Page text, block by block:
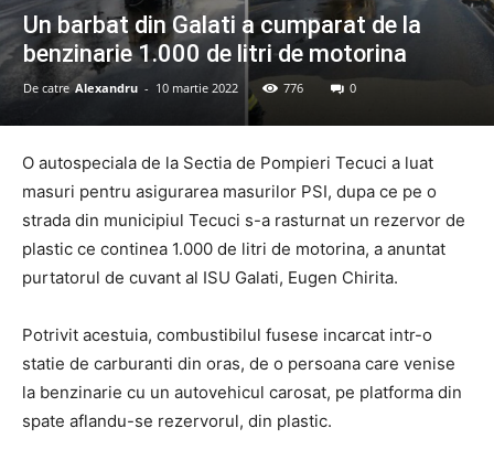
Un barbat din Galati a cumparat de la
benzinarie 1.000 de litri de motorina
De catre Alexandru - 10 martie 2022 776 0
O autospeciala de la Sectia de Pompieri Tecuci a luat
masuri pentru asigurarea masurilor PSI, dupa ce pe o
strada din municipiul Tecuci s-a rasturnat un rezervor de
plastic ce continea 1.000 de litri de motorina, a anuntat
purtatorul de cuvant al ISU Galati, Eugen Chirita.
Potrivit acestuia, combustibilul fusese incarcat intr-o
statie de carburanti din oras, de o persoana care venise
la benzinarie cu un autovehicul carosat, pe platforma din
spate aflandu-se rezervorul, din plastic.